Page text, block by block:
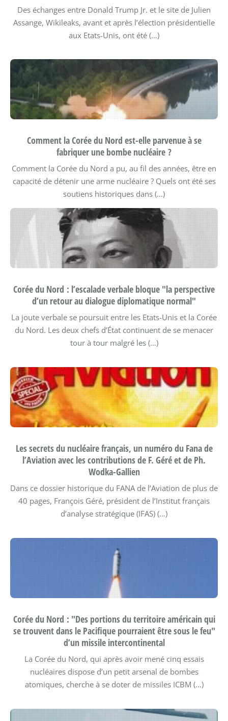
Des échanges entre Donald Trump Jr. et le site de Julien
Assange, Wikileaks, avant et après l’élection présidentielle
aux Etats-Unis, ont été (…)
Comment la Corée du Nord est-elle parvenue à se
fabriquer une bombe nucléaire ?
Comment la Corée du Nord a pu, au fil des années, être en
capacité de détenir une arme nucléaire ? Quels ont été ses
soutiens historiques dans (…)
Corée du Nord : l’escalade verbale bloque "la perspective
d’un retour au dialogue diplomatique normal"
La joute verbale se poursuit entre les Etats-Unis et la Corée
du Nord. Les deux chefs d’État continuent de se menacer
tour à tour malgré les (…)
Les secrets du nucléaire français, un numéro du Fana de
l’Aviation avec les contributions de F. Géré et de Ph.
Wodka-Gallien
Dans ce dossier historique du FANA de l’Aviation de plus de
40 pages, François Géré, président de l’Institut français
d’analyse stratégique (IFAS) (…)
Corée du Nord : "Des portions du territoire américain qui
se trouvent dans le Pacifique pourraient être sous le feu"
d’un missile intercontinental
La Corée du Nord, qui après avoir mené cinq essais
nucléaires dispose d’un petit arsenal de bombes
atomiques, cherche à se doter de missiles ICBM (…)